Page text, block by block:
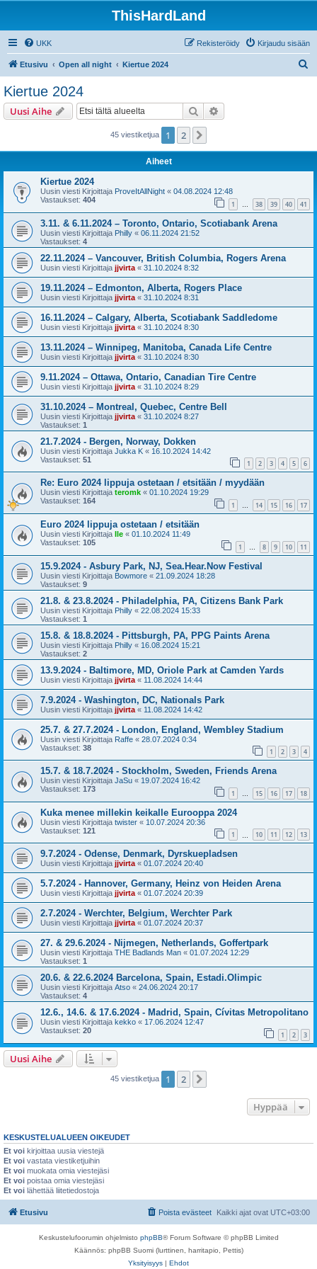
ThisHardLand
UKK Kirjaudu sisään
Rekisteröidy
Etusivu Open all night Kiertue 2024
Kiertue 2024
Uusi Aihe Etsi
45 viestiketjua 1 2
Aiheet
Kiertue 2024
Uusin viesti Kirjoittaja ProveItAllNight « 04.08.2024 12:48
Vastaukset: 404 1 … 38 39 40 41
3.11. & 6.11.2024 – Toronto, Ontario, Scotiabank Arena
Uusin viesti Kirjoittaja Philly « 06.11.2024 21:52
Vastaukset: 4
22.11.2024 – Vancouver, British Columbia, Rogers Arena
Uusin viesti Kirjoittaja jjvirta « 31.10.2024 8:32
19.11.2024 – Edmonton, Alberta, Rogers Place
Uusin viesti Kirjoittaja jjvirta « 31.10.2024 8:31
16.11.2024 – Calgary, Alberta, Scotiabank Saddledome
Uusin viesti Kirjoittaja jjvirta « 31.10.2024 8:30
13.11.2024 – Winnipeg, Manitoba, Canada Life Centre
Uusin viesti Kirjoittaja jjvirta « 31.10.2024 8:30
9.11.2024 – Ottawa, Ontario, Canadian Tire Centre
Uusin viesti Kirjoittaja jjvirta « 31.10.2024 8:29
31.10.2024 – Montreal, Quebec, Centre Bell
Uusin viesti Kirjoittaja jjvirta « 31.10.2024 8:27
Vastaukset: 1
21.7.2024 - Bergen, Norway, Dokken
Uusin viesti Kirjoittaja Jukka K « 16.10.2024 14:42
Vastaukset: 51 1 2 3 4 5 6
Re: Euro 2024 lippuja ostetaan / etsitään / myydään
Uusin viesti Kirjoittaja teromk « 01.10.2024 19:29
Vastaukset: 164 1 … 14 15 16 17
Euro 2024 lippuja ostetaan / etsitään
Uusin viesti Kirjoittaja Ile « 01.10.2024 11:49
Vastaukset: 105 1 … 8 9 10 11
15.9.2024 - Asbury Park, NJ, Sea.Hear.Now Festival
Uusin viesti Kirjoittaja Bowmore « 21.09.2024 18:28
Vastaukset: 9
21.8. & 23.8.2024 - Philadelphia, PA, Citizens Bank Park
Uusin viesti Kirjoittaja Philly « 22.08.2024 15:33
Vastaukset: 1
15.8. & 18.8.2024 - Pittsburgh, PA, PPG Paints Arena
Uusin viesti Kirjoittaja Philly « 16.08.2024 15:21
Vastaukset: 2
13.9.2024 - Baltimore, MD, Oriole Park at Camden Yards
Uusin viesti Kirjoittaja jjvirta « 11.08.2024 14:44
7.9.2024 - Washington, DC, Nationals Park
Uusin viesti Kirjoittaja jjvirta « 11.08.2024 14:42
25.7. & 27.7.2024 - London, England, Wembley Stadium
Uusin viesti Kirjoittaja Raffe « 28.07.2024 0:34
Vastaukset: 38 1 2 3 4
15.7. & 18.7.2024 - Stockholm, Sweden, Friends Arena
Uusin viesti Kirjoittaja JaSu « 19.07.2024 16:42
Vastaukset: 173 1 … 15 16 17 18
Kuka menee millekin keikalle Eurooppa 2024
Uusin viesti Kirjoittaja twister « 10.07.2024 20:36
Vastaukset: 121 1 10 11 12 13
9.7.2024 - Odense, Denmark, Dyrskuepladsen
Uusin viesti Kirjoittaja jjvirta« 01.07.2024 20:40
5.7.2024 - Hannover, Germany, Heinz von Heiden Arena
Uusin viesti Kirjoittaja jjvirta« 01.07.2024 20:39
2.7.2024 - Werchter, Belgium, Werchter Park
Uusin viesti Kirjoittaja jjvirta« 01.07.2024 20:37
27. & 29.6.2024 - Nijmegen, Netherlands, Goffertpark
Uusin viesti Kirjoittaja THE Badlands Man « 01.07.2024 12:29
Vastaukset: 1
20.6. & 22.6.2024 Barcelona, Spain, Estadi.Olimpic
Uusin viesti Kirjoittaja Atso « 24.06.2024 20:17
Vastaukset: 4
12.6., 14.6. & 17.6.2024 - Madrid, Spain, Cívitas Metropolitano
Uusin viesti Kirjoittaja kekko « 17.06.2024 12:47
Vastaukset: 20 1 2 3
Uusi Aihe
45 viestiketjua 1 2
Hyppää
KESKUSTELUALUEEN OIKEUDET
Et voi kirjoittaa uusia viestejä
Et voi vastata viestiketjuihin
Et voi muokata omia viestejäsi
Et voi poistaa omia viestejäsi
Et voi lähettää liitetiedostoja
Etusivu Kaikki ajat ovat UTC+03:00
Poista evästeet
Keskustelufoorumin ohjelmisto phpBB® Forum Software © phpBB Limited
Käännös: phpBB Suomi (lurttinen, harritapio, Pettis)
Yksityisyys | Ehdot